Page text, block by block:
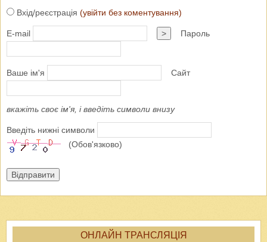
Вхід/реєстрація (увійти без коментування)
E-mail > Пароль
Ваше ім'я Сайт
вкажіть своє ім'я, і введіть символи внизу
Введіть нижні символи
(Обов'язково)
Відправити
ОНЛАЙН ТРАНСЛЯЦІЯ